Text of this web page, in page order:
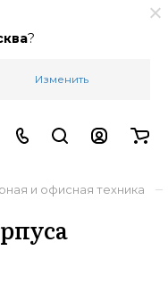
?
Изменить
и офисная техника –